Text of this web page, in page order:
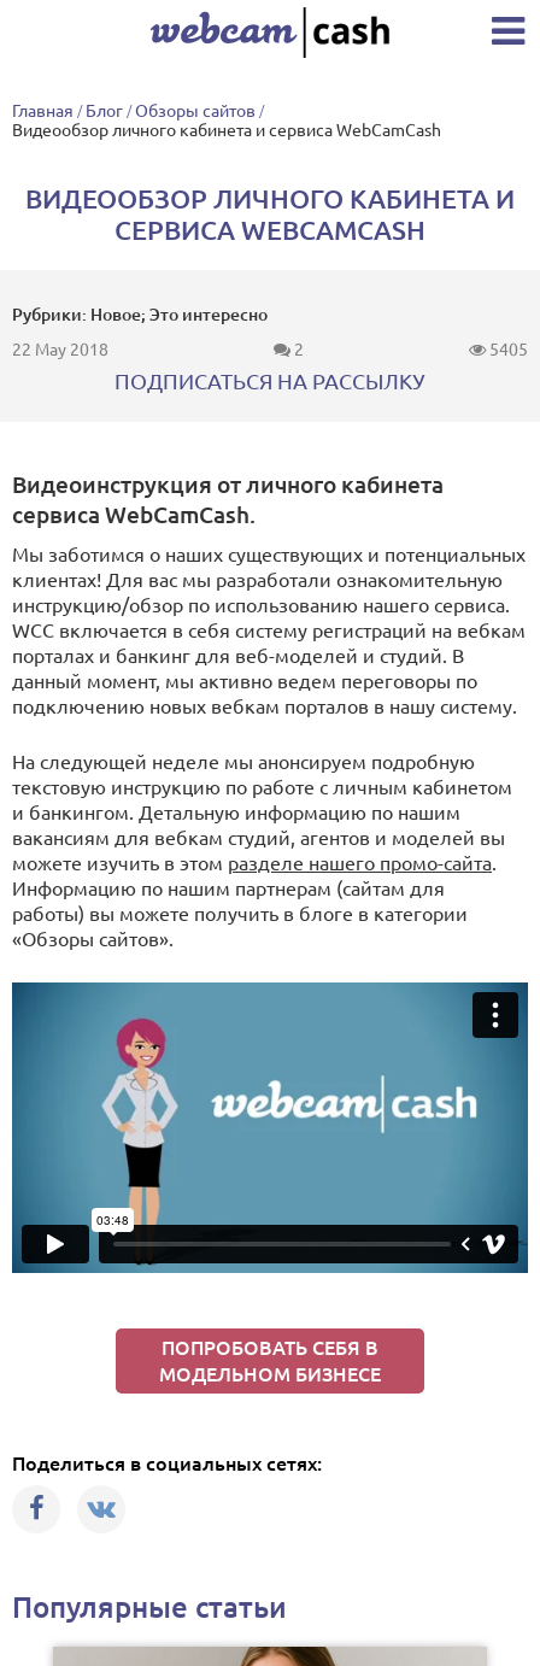
Главная / Блог/Обзоры сайтов /
Видеообзор личного кабинета и сервиса WebCamCash
ВИДЕООБЗОР ЛИЧНОГО КАБИНЕТА И
СЕРВИСА WEBCAMCASH
Рубрики: Новое; Это интересно
22 May 2018
2 5405
ПОДПИСАТЬСЯ НА РАССЫЛКУ
Видеоинструкция от личного кабинета
сервиса WebCamCash.
Мы заботимся о наших существующих и потенциальных
клиентах! Для вас мы разработали ознакомительную
инструкцию/обзор по использованию нашего сервиса.
WCC включается в себя систему регистраций на вебкам
порталах и банкинг для веб-моделей и студий. В
данный момент, мы активно ведем переговоры по
подключению новых вебкам порталов в нашу систему.
На следующей неделе мы анонсируем подробную
текстовую инструкцию по работе с личным кабинетом
и банкингом. Детальную информацию по нашим
вакансиям для вебкам студий, агентов и моделей вы
можете изучить в этом разделе нашего промо-сайта.
Информацию по нашим партнерам (сайтам для
работы) вы можете получить в блоге в категории
«Обзоры сайтов».
ПОПРОБОВАТЬ СЕБЯ В
МОДЕЛЬНОМ БИЗНЕСЕ
Поделиться в социальных сетях:
Популярные статьи